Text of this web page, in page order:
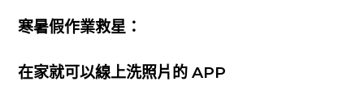
寒暑假作業救星：
在家就可以線上洗照片的 APP